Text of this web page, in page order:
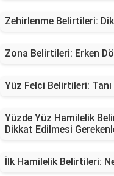
Zehirlenme Belirtileri:
Zona Belirtileri: Erken
Yüz Felci Belirtileri:
Yüzde Yüz Hamilelik
Dikkat Edilmesi
İlk Hamilelik Belirtileri: